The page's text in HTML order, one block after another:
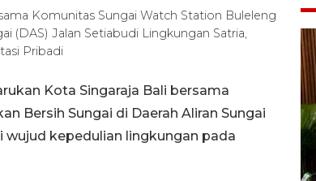
Komunitas Sungai Watch Station Buleleng
(DAS) Jalan Setiabudi Lingkungan Satria,
Pribadi
Kota Singaraja Bali bersama
Bersih Sungai di Daerah Aliran Sungai
wujud kepedulian lingkungan pada